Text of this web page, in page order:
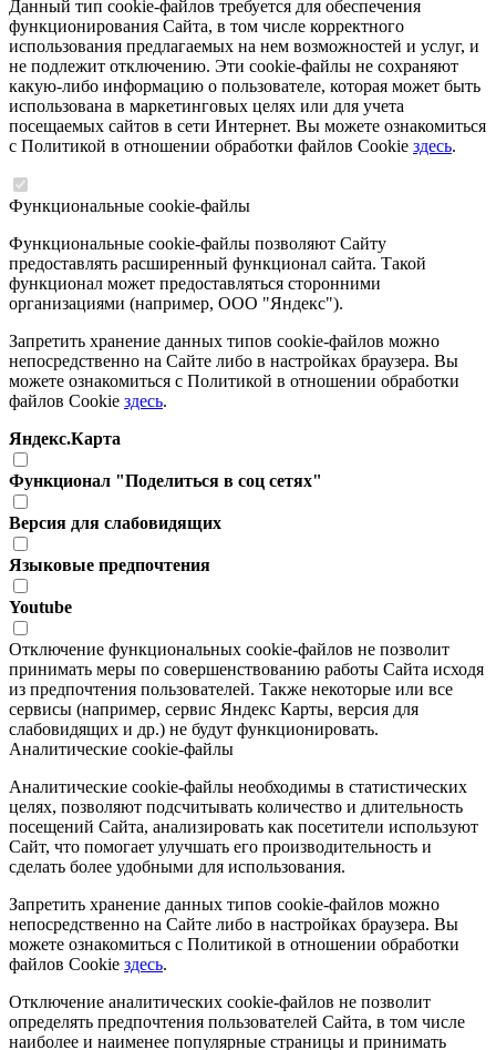
Данный тип cookie-файлов требуется для обеспечения
функционирования Сайта, в том числе корректного
использования предлагаемых на нем возможностей и услуг, и
не подлежит отключению. Эти cookie-файлы не сохраняют
какую-либо информацию о пользователе, которая может быть
использована в маркетинговых целях или для учета
посещаемых сайтов в сети Интернет. Вы можете ознакомиться
с Политикой в отношении обработки файлов Cookie здесь.
Функциональные cookie-файлы
Функциональные cookie-файлы позволяют Сайту
предоставлять расширенный функционал сайта. Такой
функционал может предоставляться сторонними
организациями (например, ООО "Яндекс").
Запретить хранение данных типов cookie-файлов можно
непосредственно на Сайте либо в настройках браузера. Вы
можете ознакомиться с Политикой в отношении обработки
файлов Cookie здесь.
Яндекс.Карта
Функционал "Поделиться в соц сетях"
Версия для слабовидящих
Языковые предпочтения
Youtube
Отключение функциональных cookie-файлов не позволит
принимать меры по совершенствованию работы Сайта исходя
из предпочтения пользователей. Также некоторые или все
сервисы (например, сервис Яндекс Карты, версия для
слабовидящих и др.) не будут функционировать.
Аналитические cookie-файлы
Аналитические cookie-файлы необходимы в статистических
целях, позволяют подсчитывать количество и длительность
посещений Сайта, анализировать как посетители используют
Сайт, что помогает улучшать его производительность и
сделать более удобными для использования.
Запретить хранение данных типов cookie-файлов можно
непосредственно на Сайте либо в настройках браузера. Вы
можете ознакомиться с Политикой в отношении обработки
файлов Cookie здесь.
Отключение аналитических cookie-файлов не позволит
определять предпочтения пользователей Сайта, в том числе
наиболее и наименее популярные страницы и принимать